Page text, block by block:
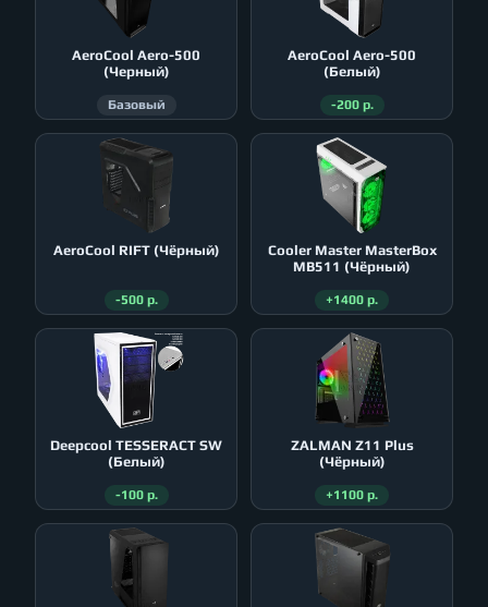
AeroСool Aero-500
(Черный)
Базовый
AeroСool Aero-500
(Белый)
-200 р.
AeroСool RIFT (Чёрный)
-500 р.
Cooler Master MasterBox
MB511 (Чёрный)
+1400 р.
Deepcool TESSERACT SW
(Белый)
-100 р.
ZALMAN Z11 Plus
(Чёрный)
+1100 р.